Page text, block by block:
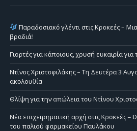
Παραδοσιακό γλέντι στις Κροκεές –
βραδιά!
Γιορτές για κάποιους, χρυσή ευκαιρία για
Ντίνος Χριστοφιλάκης – Τη Δευτέρα 3
ακολουθία
Θλίψη για την απώλεια του Ντίνου
Νέα επιχειρηματική αρχή στις Κροκεές
του παλιού φαρμακείου Παυλάκου